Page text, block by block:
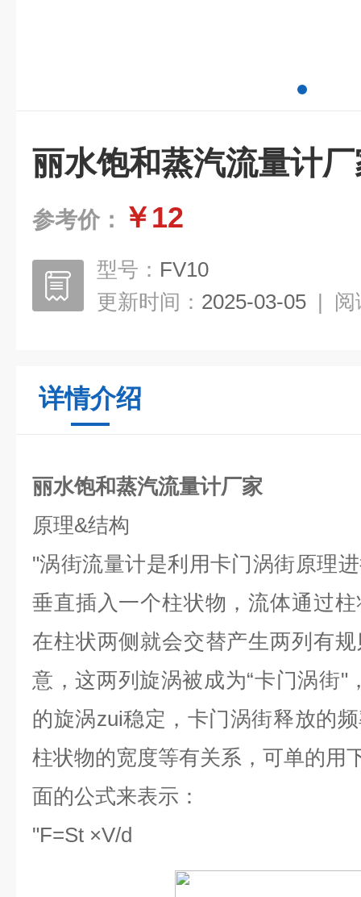
丽水饱和蒸汽流量计
参考价： ￥12
型号： FV10
更新时间： 2025-03-05 | 阅
详情介绍
丽水饱和蒸汽流量计厂家
原理&结构
"涡街流量计是利用卡门涡街原理
垂直插入一个柱状物，流体通过
在柱状两侧就会交替产生两列有
意，这两列旋涡被成为“卡门涡街"
的旋涡zui稳定，卡门涡街释放的
柱状物的宽度等有关系，可单的用
面的公式来表示：
"F=St ×V/d